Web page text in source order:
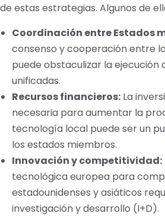
de estas estrategias. Algunos de
Coordinación entre Estados
consenso y cooperación entre
puede obstaculizar la ejecución
unificadas.
Recursos financieros: La
necesaria para aumentar la
tecnología local puede ser un
los estados miembros.
Innovación y competitividad:
tecnológica europea para
estadounidenses y asiáticos
investigación y desarrollo (I+D).